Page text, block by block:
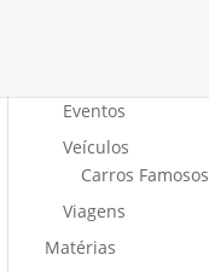
Eventos
Veículos
Carros Famosos
Viagens
Matérias